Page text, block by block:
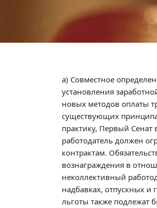
а) Совместное
установления
новых методов оплаты
существующих
практику, Первый Сенат
работодатель должен
контрактам.
вознаграждения в
неколлективный
надбавках, отпускных и
льготы также подлежат